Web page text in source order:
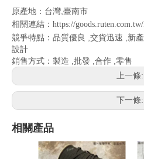
原產地：台灣,臺南市
相關連結： https://
競爭特點：品質優良 ,交貨迅速 ,新
設計
銷售方式：製造 ,批發 ,合作 ,零售
上一條:
下一條:
相關產品